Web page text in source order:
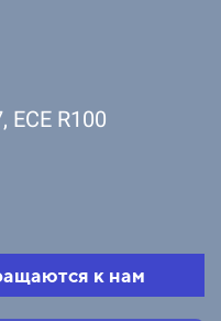
ЕСЕ R100
к нам